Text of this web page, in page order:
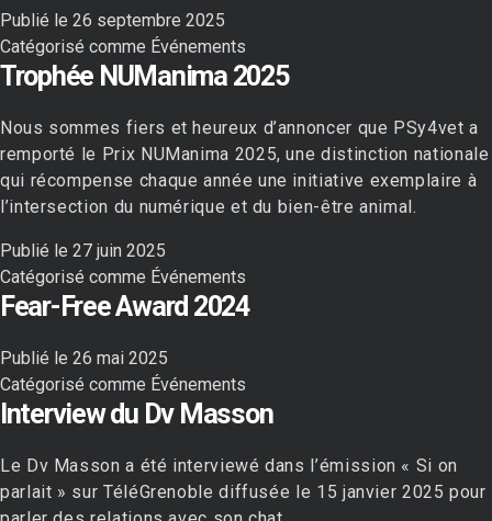
Publié le 26 septembre 2025
Catégorisé comme Événements
Trophée NUManima 2025
Nous sommes fiers et heureux d’annoncer que PSy4vet a
remporté le Prix NUManima 2025, une distinction nationale
qui récompense chaque année une initiative exemplaire à
l’intersection du numérique et du bien-être animal.
Publié le 27 juin 2025
Catégorisé comme Événements
Fear-Free Award 2024
Publié le 26 mai 2025
Catégorisé comme Événements
Interview du Dv Masson
Le Dv Masson a été interviewé dans l’émission « Si on
parlait » sur TéléGrenoble diffusée le 15 janvier 2025 pour